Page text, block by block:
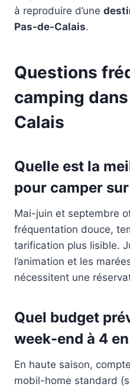
à reproduire d’une
Pas-de-Calais.
Questions
camping
Calais
Quelle est la
pour camper sur
Mai-juin et septembre
fréquentation douce,
tarification plus lisible.
l’animation et les
nécessitent une
Quel budget
week-end à 4
En haute saison,
mobil-home standard